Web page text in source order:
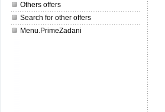
Others offers
Search for other offers
Menu.PrimeZadani